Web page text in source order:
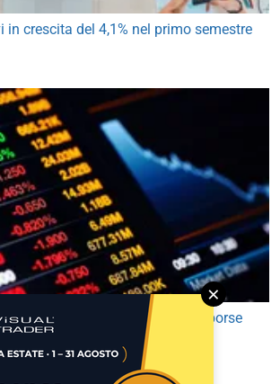
in crescita del 4,1% nel primo semestre
future USA in lieve rialzo, avvio borse
×